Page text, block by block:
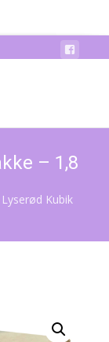
– 1,8
Lyserød Kubik